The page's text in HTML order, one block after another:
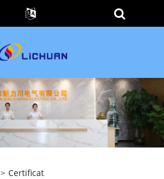
> Certificat